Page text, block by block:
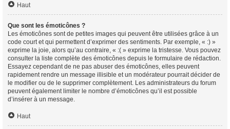
Haut
Que sont les émoticônes ?
Les émoticônes sont de petites images qui peuvent être utilisées grâce à un
code court et qui permettent d’exprimer des sentiments. Par exemple, « :) »
exprime la joie, alors qu’au contraire, « :( » exprime la tristesse. Vous pouvez
consulter la liste complète des émoticônes depuis le formulaire de rédaction.
Essayez cependant de ne pas abuser des émoticônes, elles peuvent
rapidement rendre un message illisible et un modérateur pourrait décider de
le modifier ou de le supprimer complètement. Les administrateurs du forum
peuvent également limiter le nombre d’émoticônes qu’il est possible
d’insérer à un message.
Haut